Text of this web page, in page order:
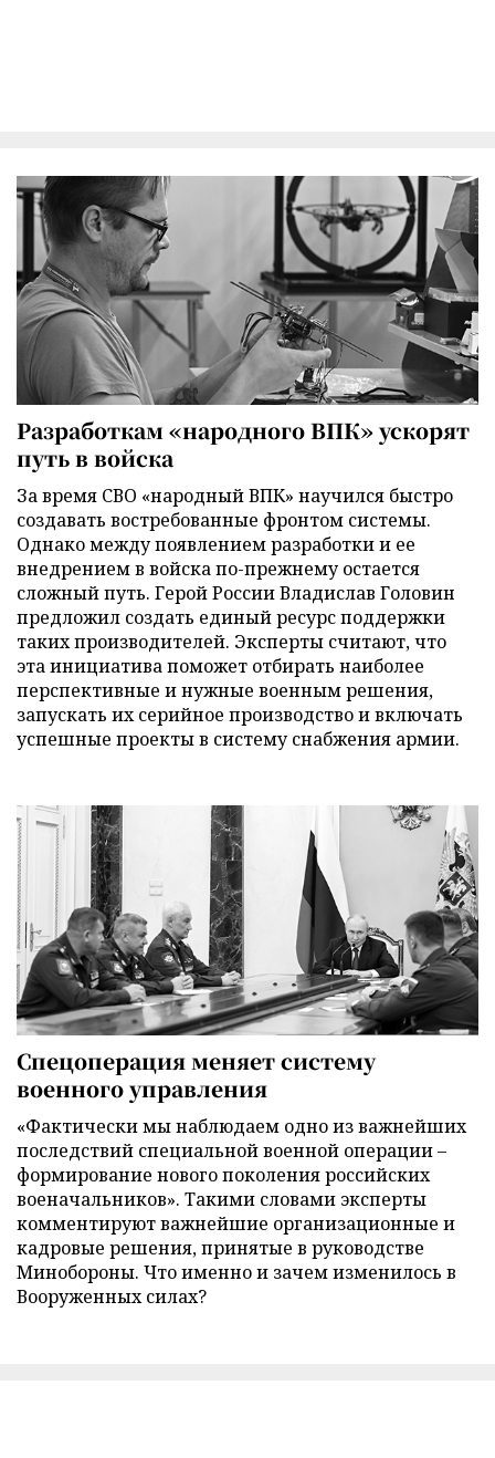
Разработкам «народного ВПК» ускорят
путь в войска
За время СВО «народный ВПК» научился быстро
создавать востребованные фронтом системы.
Однако между появлением разработки и ее
внедрением в войска по-прежнему остается
сложный путь. Герой России Владислав Головин
предложил создать единый ресурс поддержки
таких производителей. Эксперты считают, что
эта инициатива поможет отбирать наиболее
перспективные и нужные военным решения,
запускать их серийное производство и включать
успешные проекты в систему снабжения армии.
Спецоперация меняет систему
военного управления
«Фактически мы наблюдаем одно из важнейших
последствий специальной военной операции –
формирование нового поколения российских
военачальников». Такими словами эксперты
комментируют важнейшие организационные и
кадровые решения, принятые в руководстве
Минобороны. Что именно и зачем изменилось в
Вооруженных силах?